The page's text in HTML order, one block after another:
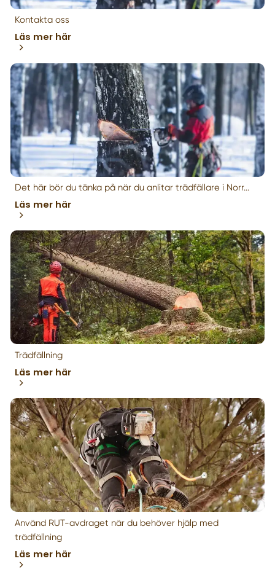
Kontakta oss
Läs mer här
Det här bör du tänka på när du anlitar trädfällare i Norr...
Läs mer här
Trädfällning
Läs mer här
Använd RUT-avdraget när du behöver hjälp med
trädfällning
Läs mer här